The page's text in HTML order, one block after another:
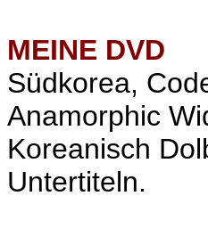
MEINE DVD
Südkorea,
Anamorphic
Koreanisch
Untertiteln.